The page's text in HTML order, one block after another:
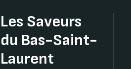
Les Saveurs
du Bas-Saint-
Laurent